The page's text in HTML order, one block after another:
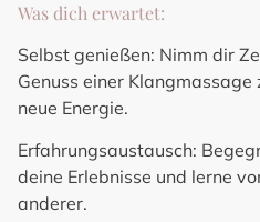
Was dich erwartet:
Selbst genießen: Nimm dir
Genuss einer Klangmassage
neue Energie.
Erfahrungsaustausch:
deine Erlebnisse und lerne
anderer.